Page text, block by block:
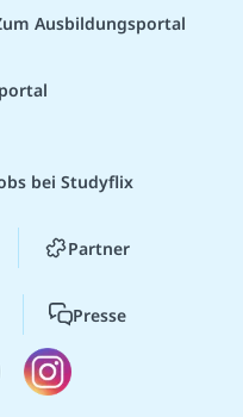
Ausbildungsportal
bei Studyflix
Partner
Presse